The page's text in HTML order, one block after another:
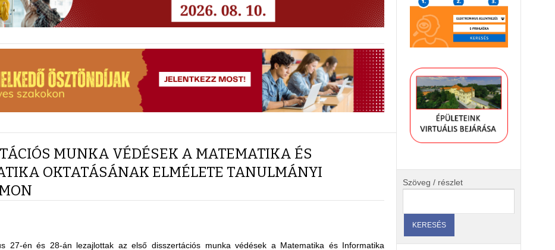
MUNKA VÉDÉSEK A MATEMATIKA ÉS
OKTATÁSÁNAK ELMÉLETE TANULMÁNYI
27-én és 28-án lezajlottak az első disszertációs munka védések a Matematika és Informatika
Szöveg / részlet